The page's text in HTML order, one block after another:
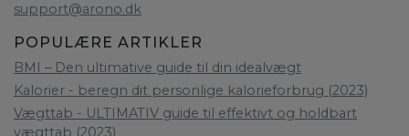
support@arono.dk
POPULÆRE ARTIKLER
BMI – Den ultimative guide til din idealvægt
Kalorier - beregn dit personlige kalorieforbrug (2023)
Vægttab - ULTIMATIV guide til effektivt og holdbart
vægttab (2023)